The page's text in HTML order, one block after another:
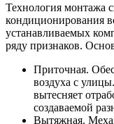
Технология монтажа
кондиционирования
устанавливаемых
ряду признаков.
Приточная.
воздуха с
вытесняет
создаваемой
Вытяжная.